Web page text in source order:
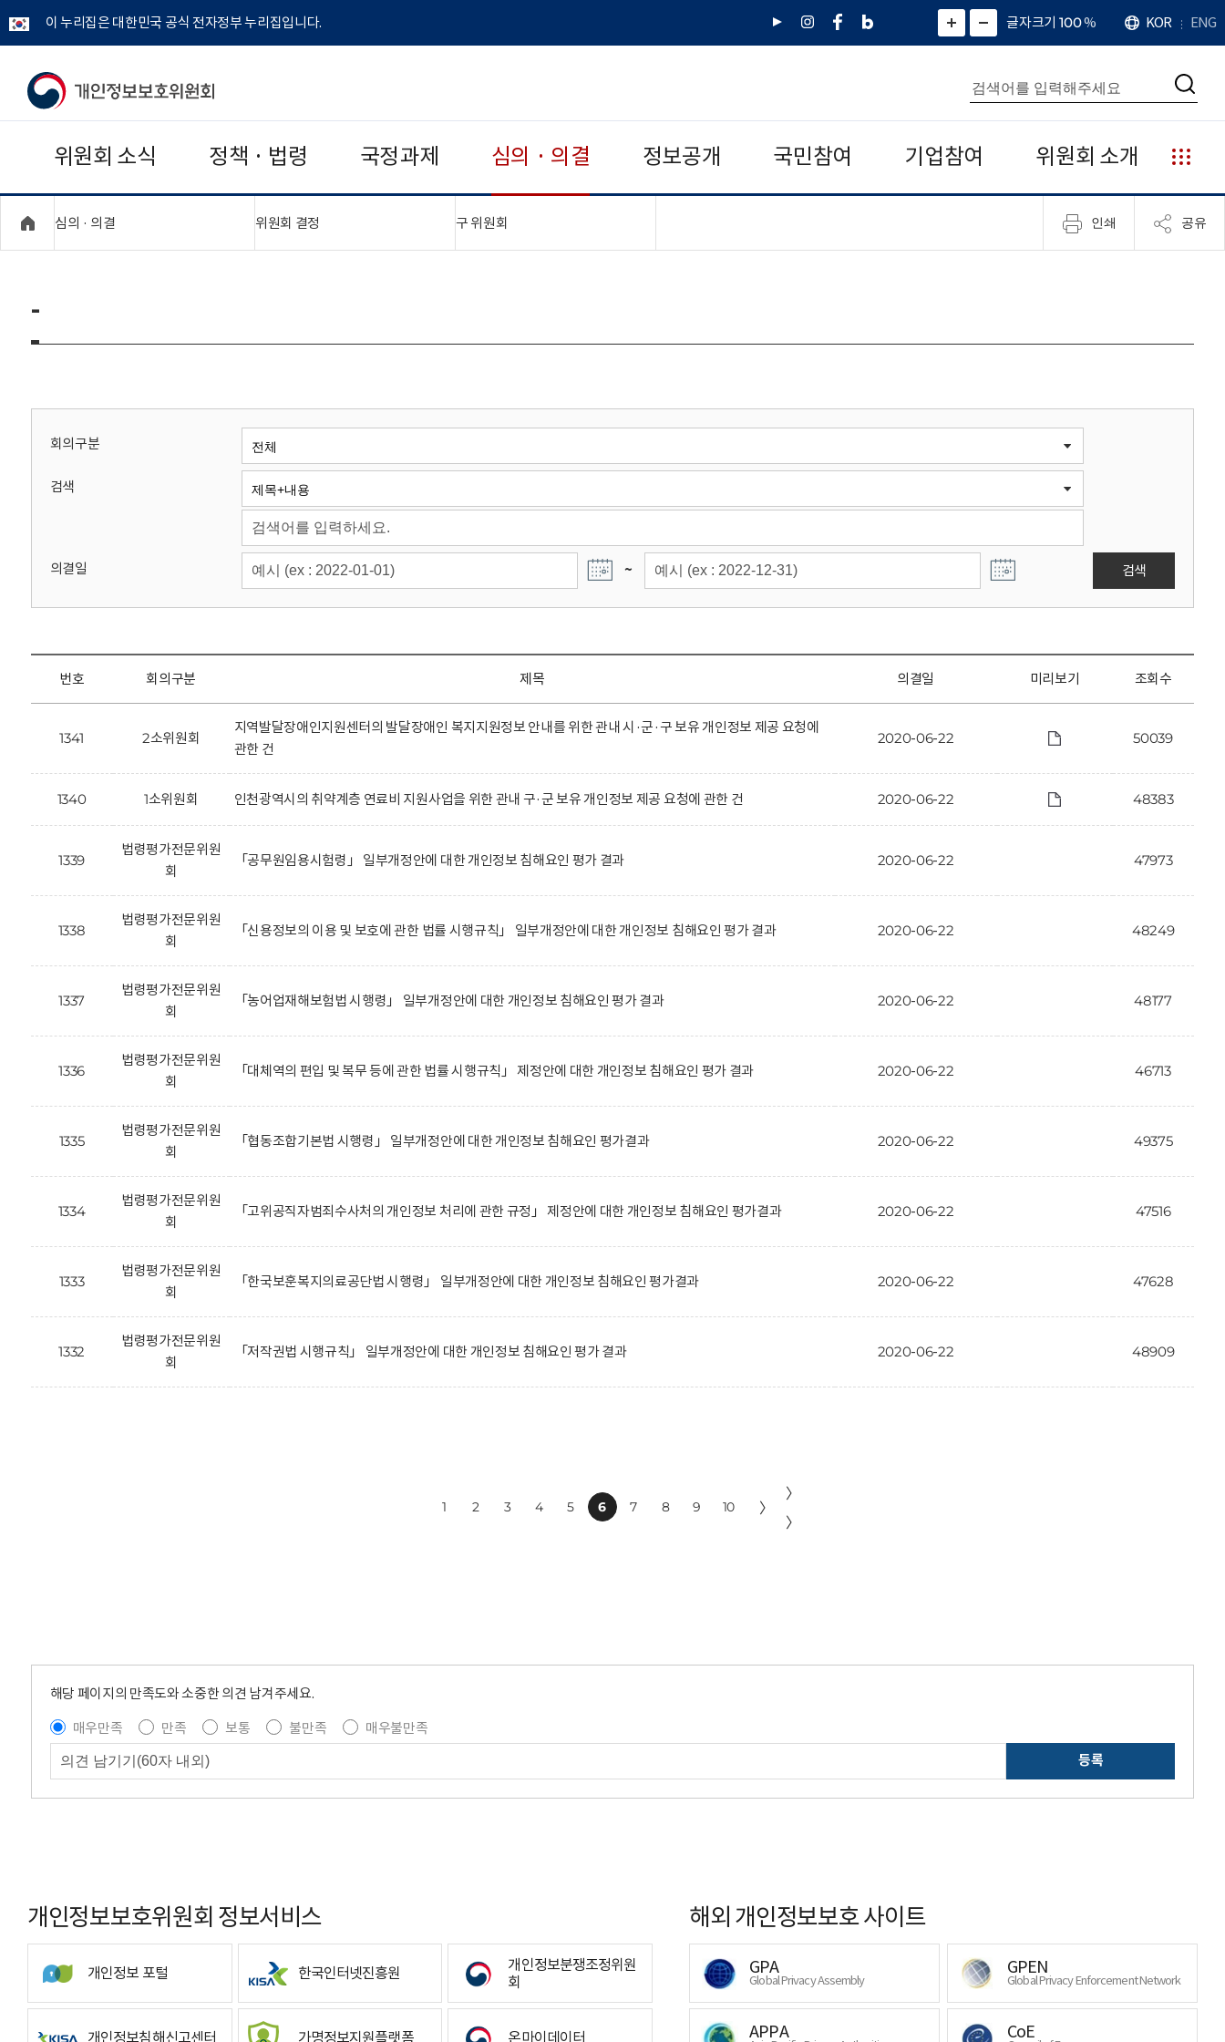
이 누리집은 대한민국 공식 전자정부 누리집입니다.
유
인
페
네
그
)
화
면
면
소
확
대
치
글자크기 100%
언
어
KOR ENG
개
보
보
위
회
통
합
검
색
검
위원회 소식 정책 · 법령 국정과제 심의 · 의결 정보공개 국민참여 기업참여 위원회 소개
누
리
집
안
심의 · 의결 위원회 결정 구 위원회 인쇄 공유
-
회의구분
검색
의결일 ~ 검색
번호 회의구분 제목 의결일 미리보기 조회수
1341 2소위원회
지역발달장애인지원센터의 발달장애인 복지지원정보 안내를 위한 관내 시·군·구 보유 개인정보 제공 요청에
관한 건
2020-06-22 50039
1340 1소위원회 인천광역시의 취약계층 연료비 지원사업을 위한 관내 구·군 보유 개인정보 제공 요청에 관한 건 2020-06-22 48383
1339
법령평가전문위원
회
「공무원임용시험령」 일부개정안에 대한 개인정보 침해요인 평가 결과 2020-06-22 47973
1338
법령평가전문위원
회
「신용정보의 이용 및 보호에 관한 법률 시행규칙」 일부개정안에 대한 개인정보 침해요인 평가 결과 2020-06-22 48249
1337
법령평가전문위원
회
「농어업재해보험법 시행령」 일부개정안에 대한 개인정보 침해요인 평가 결과 2020-06-22 48177
1336
법령평가전문위원
회
「대체역의 편입 및 복무 등에 관한 법률 시행규칙」 제정안에 대한 개인정보 침해요인 평가 결과 2020-06-22 46713
1335
법령평가전문위원
회
「협동조합기본법 시행령」 일부개정안에 대한 개인정보 침해요인 평가결과 2020-06-22 49375
1334
법령평가전문위원
회
「고위공직자범죄수사처의 개인정보 처리에 관한 규정」 제정안에 대한 개인정보 침해요인 평가결과 2020-06-22 47516
1333
법령평가전문위원
회
「한국보훈복지의료공단법 시행령」 일부개정안에 대한 개인정보 침해요인 평가결과 2020-06-22 47628
1332
법령평가전문위원
회
「저작권법 시행규칙」 일부개정안에 대한 개인정보 침해요인 평가 결과 2020-06-22 48909
1 2 3 4 5 6 7 8 9 10 〉
〉
〉
해당 페이지의 만족도와 소중한 의견 남겨주세요.
매우만족
만족 보통 불만족
매우불만족
등록
개인정보보호위원회 정보서비스
개인정보 포털 한국인터넷진흥원
개인정보분쟁조정위원
회
개인정보침해신고센터 가명정보지원플랫폼 온마이데이터
해외 개인정보보호 사이트
GPA
Global Privacy Assembly
GPEN
Global Privacy Enforcement Network
APPA CoE